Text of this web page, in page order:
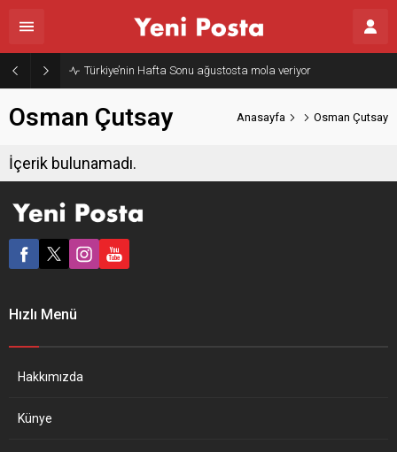
Türkiye’nin Hafta Sonu ağustosta mola veriyor
Osman Çutsay Anasayfa Osman Çutsay
İçerik bulunamadı.
Hızlı Menü
Hakkımızda
Künye